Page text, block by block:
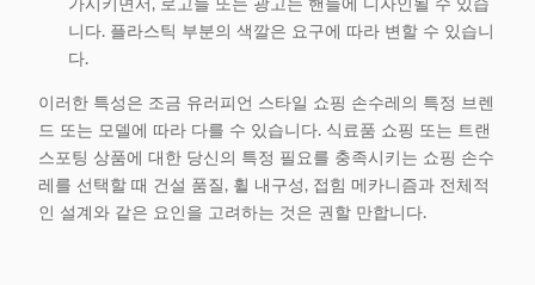
가시키면서, 로고들 또는 광고는 핸들에 디자인될 수 있습
니다. 플라스틱 부분의 색깔은 요구에 따라 변할 수 있습니
다.
이러한 특성은 조금 유러피언 스타일 쇼핑 손수레의 특정 브렌
드 또는 모델에 따라 다를 수 있습니다. 식료품 쇼핑 또는 트랜
스포팅 상품에 대한 당신의 특정 필요를 충족시키는 쇼핑 손수
레를 선택할 때 건설 품질, 휠 내구성, 접힘 메카니즘과 전체적
인 설계와 같은 요인을 고려하는 것은 권할 만합니다.